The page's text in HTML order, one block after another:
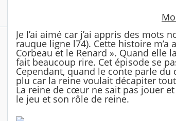
Je l’ai aimé car j’ai appris des mots
rauque ligne l74). Cette histoire m’a
Corbeau et le Renard ». Quand elle
fait beaucoup rire. Cet épisode se
Cependant, quand le conte parle
plu car la reine voulait décapiter
La reine de cœur ne sait pas jouer
le jeu et son rôle de reine.